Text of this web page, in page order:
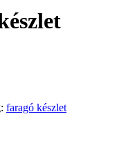
faragó készlet